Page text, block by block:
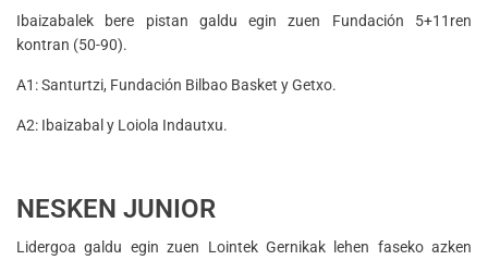
Ibaizabalek bere pistan galdu egin zuen Fundación 5+11ren
kontran (50-90).
A1: Santurtzi, Fundación Bilbao Basket y Getxo.
A2: Ibaizabal y Loiola Indautxu.
NESKEN JUNIOR
Lidergoa galdu egin zuen Lointek Gernikak lehen faseko azken